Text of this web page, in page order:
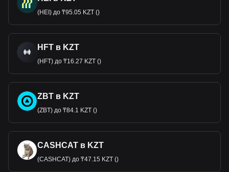
(HEI) до ₸95.05 KZT ()
HFT в KZT
(HFT) до ₸16.27 KZT ()
ZBT в KZT
(ZBT) до ₸84.1 KZT ()
CASHCAT в KZT
(CASHCAT) до ₸47.15 KZT ()